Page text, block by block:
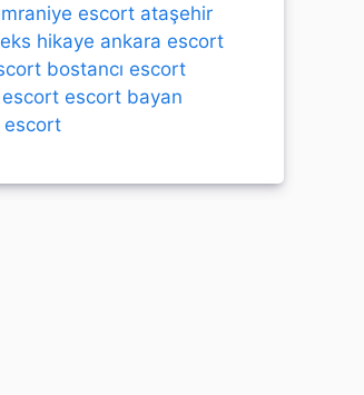
escort ataşehir
hikaye ankara escort
bostancı escort
escort escort bayan
escort